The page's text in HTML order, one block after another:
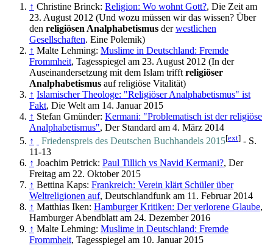
↑ Christine Brinck: Religion: Wo wohnt Gott?, Die Zeit am
23. August 2012 (Und wozu müssen wir das wissen? Über
den religiösen Analphabetismus derwestlichen
Gesellschaften. Eine Polemik)
↑ Malte Lehming: Muslime in Deutschland: Fremde
Frommheit, Tagesspiegel am 23. August 2012 (In der
Auseinandersetzung mit dem Islam trifft religiöser
Analphabetismus auf religiöse Vitalität)
↑ Islamischer Theologe: "Religiöser Analphabetismus" ist
Fakt, Die Welt am 14. Januar 2015
↑ Stefan Gmünder: Kermani: "Problematisch ist der religiöse
Analphabetismus", Der Standard am 4. März 2014
↑
Friedenspreis des Deutschen Buchhandels 2015[ext] - S.
11-13
↑ Joachim Petrick: Paul Tillich vs Navid Kermani?, Der
Freitag am 22. Oktober 2015
↑ Bettina Kaps: Frankreich: Verein klärt Schüler über
Weltreligionen auf, Deutschlandfunk am 11. Februar 2014
↑ Matthias Iken: Hamburger Kritiken: Der verlorene Glaube,
Hamburger Abendblatt am 24. Dezember 2016
↑ Malte Lehming: Muslime in Deutschland: Fremde
Frommheit, Tagesspiegel am 10. Januar 2015